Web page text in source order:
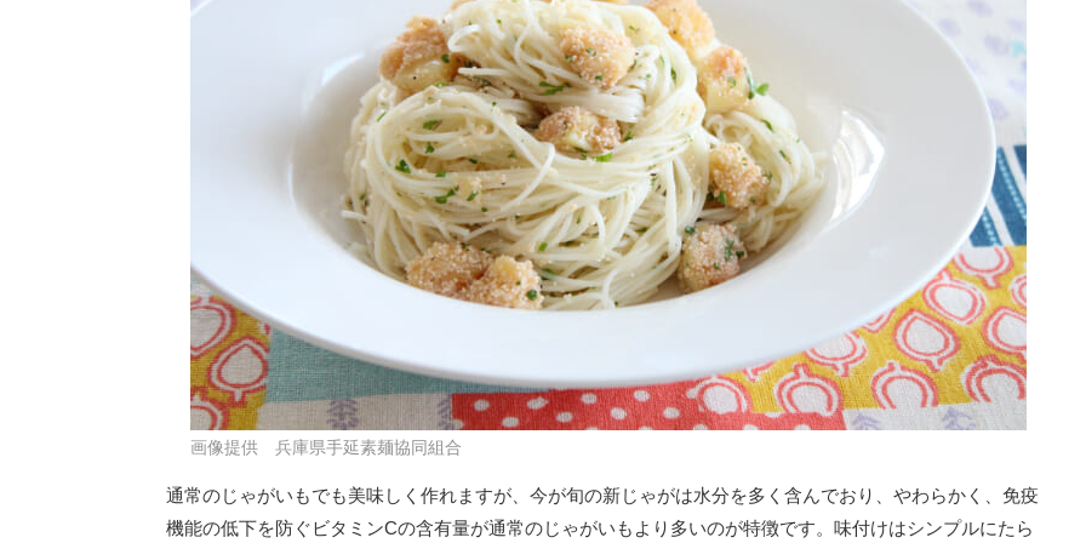
画像提供 兵庫県手延素麺協同組合
通常のじゃがいもでも美味しく作れますが、今が旬の新じゃがは水分を多く含んでおり、やわらかく、免疫
機能の低下を防ぐビタミンCの含有量が通常のじゃがいもより多いのが特徴です。味付けはシンプルにたら